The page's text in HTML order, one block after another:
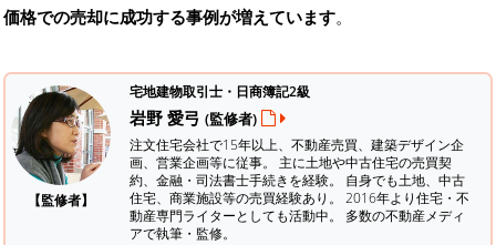
価格での売却に成功する事例が増えています。
【監修者】
宅地建物取引士・日商簿記2級
岩野 愛弓 (監修者)
注文住宅会社で15年以上、不動産売買、建築デザイン企
画、営業企画等に従事。 主に土地や中古住宅の売買契
約、金融・司法書士手続きを経験。 自身でも土地、中古
住宅、商業施設等の売買経験あり。 2016年より住宅・不
動産専門ライターとしても活動中。 多数の不動産メディ
アで執筆・監修。